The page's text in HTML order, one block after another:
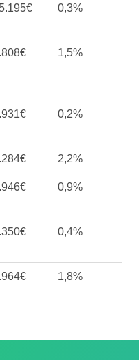
0,3%
1,5%
0,2%
2,2%
0,9%
0,4%
1,8%